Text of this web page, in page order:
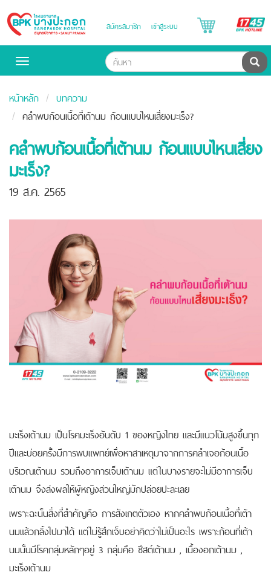
Bangpakok
Hospital
สมัครสมาชิก เข้าสู่ระบบ
Toggle
ค้น
หน้าหลัก
บทความ
คลำพบก้อนเนื้อที่เต้านม ก้อนแบบไหนเสี่ยงมะเร็ง?
คลำพบก้อนเนื้อที่เต้านม ก้อนแบบไหนเสี่ยง
มะเร็ง?
19 ส.ค. 2565
มะเร็งเต้านม เป็นโรคมะเร็งอันดับ 1 ของหญิงไทย และมีแนวโน้มสูงขึ้นทุก
ปีและบ่อยครั้งมีการพบแพทย์เพื่อหาสาเหตุมาจากการคลำเจอก้อนเนื้อ
บริเวณเต้านม รวมถึงอาการเจ็บเต้านม แต่ในบางรายจะไม่มีอาการเจ็บ
เต้านม จึงส่งผลให้ผู้หญิงส่วนใหญ่มักปล่อยปะละเลย
เพราะฉะนั้นสิ่งที่สำคัญคือ การสังเกตตัวเอง หากคลำพบก้อนเนื้อที่เต้า
นมแล้วกลิ้งไปมาได้ แต่ไม่รู้สึกเจ็บอย่าคิดว่าไม่เป็นอะไร เพราะก้อนที่เต้า
นมนั้นมีโรคกลุ่มหลักๆอยู่ 3 กลุ่มคือ ซีสต์เต้านม , เนื้องอกเต้านม ,
มะเร็งเต้านม